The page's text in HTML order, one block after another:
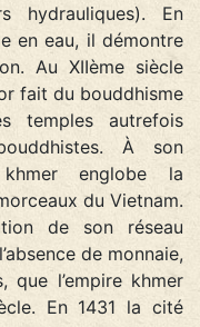
hydrauliques). En
en eau, il démontre
Au XIIème siècle
fait du bouddhisme
temples autrefois
À son
khmer englobe la
du Vietnam.
de son réseau
de monnaie,
que l’empire khmer
En 1431 la cité